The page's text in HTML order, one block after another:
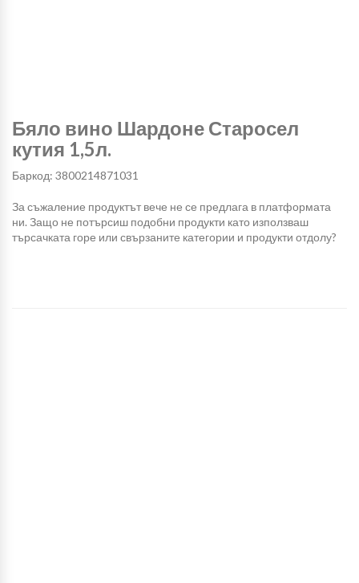
Бяло вино Шардоне Старосел
кутия 1,5л.
Баркод: 3800214871031
За съжаление продуктът вече не се предлага в платформата
ни. Защо не потърсиш подобни продукти като използваш
търсачката горе или свързаните категории и продукти отдолу?